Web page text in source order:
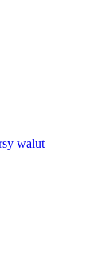
walut